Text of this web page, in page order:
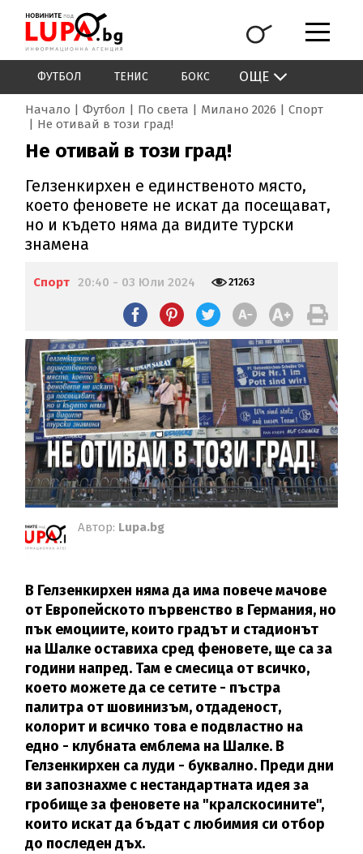
ФУТБОЛ ТЕНИС БОКС ОЩЕ
Начало Футбол По света Милано 2026
Спорт
Не отивай в този град!
Не отивай в този град!
Гелзенкирхен е единственото място,
което феновете не искат да посещават,
но и където няма да видите турски
знамена
Спорт 20:40 - 03 Юли 2024 21263
Автор: Lupa.bg
В Гелзенкирхен няма да има повече мачове
от Европейското първенство в Германия, но
пък емоциите, които градът и стадионът
на Шалке оставиха сред феновете, ще са за
години напред. Там е смесица от всичко,
което можете да се сетите - пъстра
палитра от шовинизъм, отдаденост,
колорит и всичко това е подвластно на
едно - клубната емблема на Шалке. В
Гелзенкирхен са луди - буквално. Преди дни
ви запознахме с нестандартната идея за
гробище за феновете на "кралскосините",
които искат да бъдат с любимия си отбор
до последен дъх.